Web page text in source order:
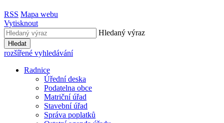
RSS Mapa webu
Vytisknout
Hledaný výraz
Hledat
rozšířené vyhledávání
Radnice
Úřední deska
Podatelna obce
Matriční úřad
Stavební úřad
Správa poplatků